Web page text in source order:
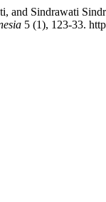
and Sindrawati
5 (1), 123-33.